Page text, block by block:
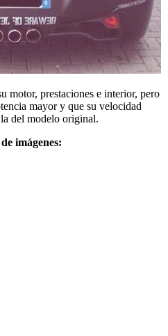
motor, prestaciones e interior, pero
mayor y que su velocidad
del modelo original.
imágenes: